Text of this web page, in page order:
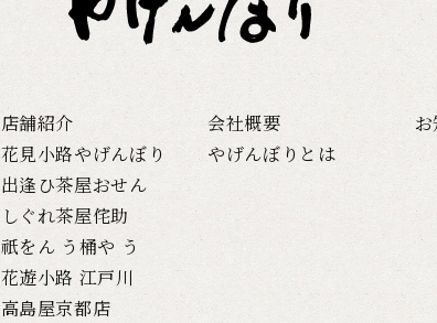
店舗紹介
花見小路やげんぼり
出逢ひ茶屋おせん
しぐれ茶屋侘助
祇をん う桶や う
花遊小路 江戸川
高島屋京都店
会社概要
やげんぼりとは